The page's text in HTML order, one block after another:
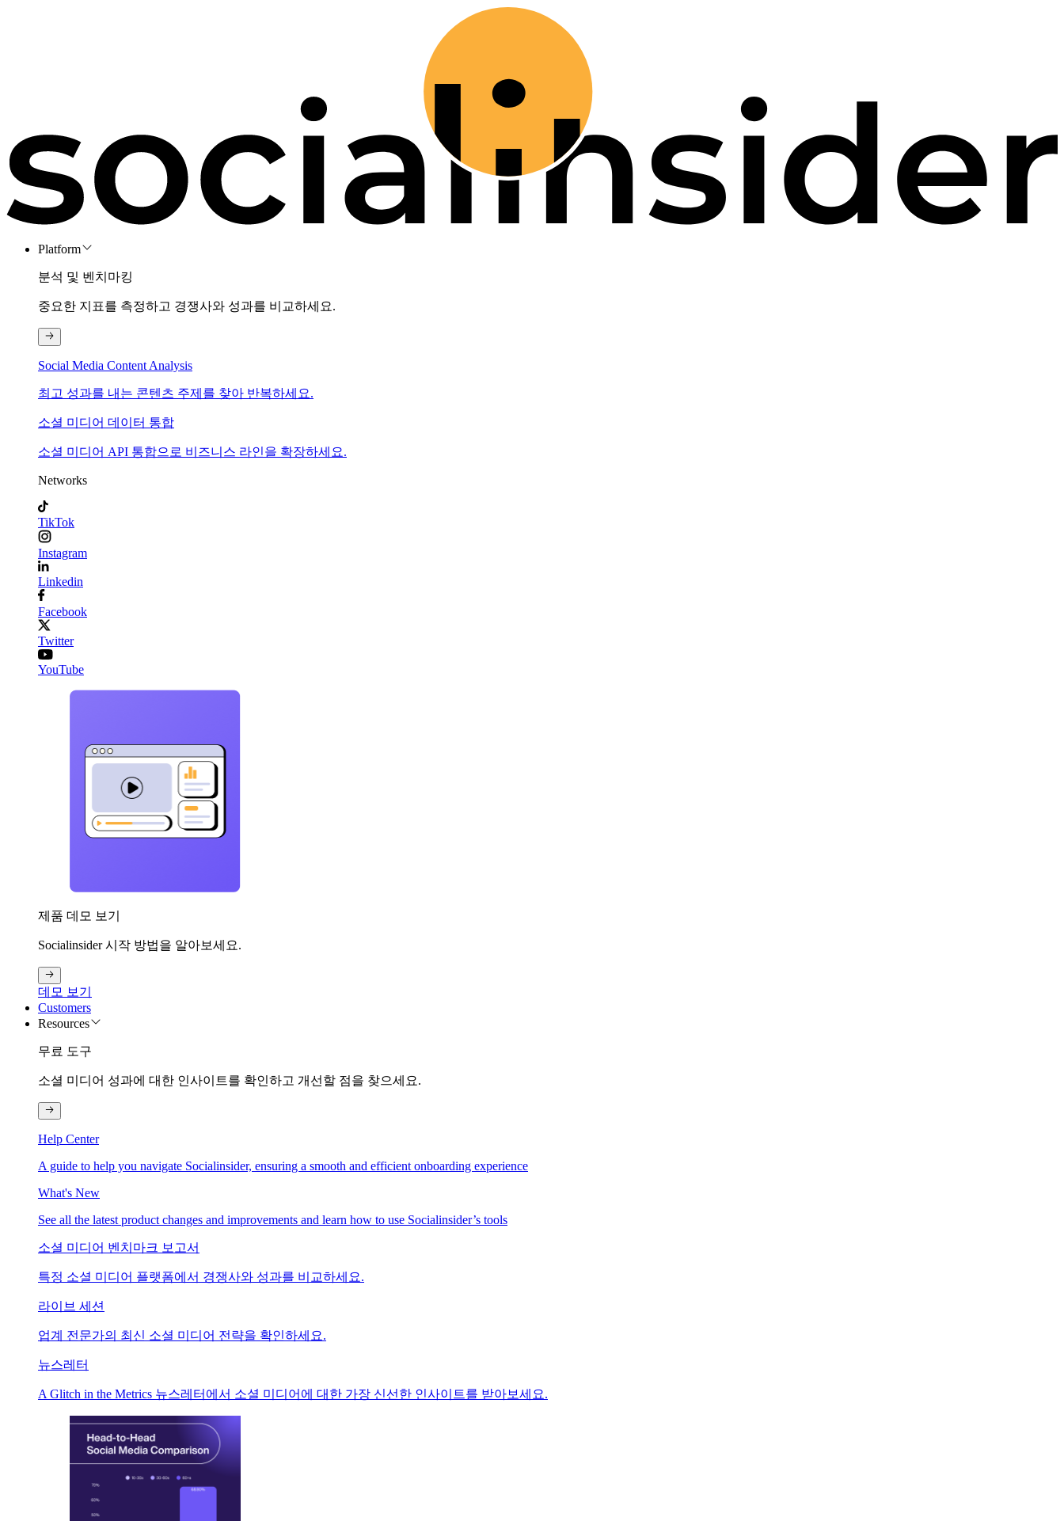
Platform
분석 및 벤치마킹
중요한 지표를 측정하고 경쟁사와 성과를 비교하세요.
Social Media Content Analysis
최고 성과를 내는 콘텐츠 주제를 찾아 반복하세요.
소셜 미디어 데이터 통합
소셜 미디어 API 통합으로 비즈니스 라인을 확장하세요.
Networks
TikTok
Instagram
Linkedin
Facebook
Twitter
YouTube
제품 데모 보기
Socialinsider 시작 방법을 알아보세요.
데모 보기
Customers
Resources
무료 도구
소셜 미디어 성과에 대한 인사이트를 확인하고 개선할 점을 찾으세요.
Help Center
A guide to help you navigate Socialinsider, ensuring a smooth and efficient onboarding experience
What's New
See all the latest product changes and improvements and learn how to use Socialinsider’s tools
소셜 미디어 벤치마크 보고서
특정 소셜 미디어 플랫폼에서 경쟁사와 성과를 비교하세요.
라이브 세션
업계 전문가의 최신 소셜 미디어 전략을 확인하세요.
뉴스레터
A Glitch in the Metrics 뉴스레터에서 소셜 미디어에 대한 가장 신선한 인사이트를 받아보세요.